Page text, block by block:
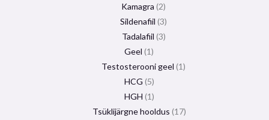
Kamagra 2
Sildenafiil 3
Tadalafiil 3
Geel 1
Testosterooni geel 1
HCG 5
HGH 1
Tsüklijärgne hooldus 17